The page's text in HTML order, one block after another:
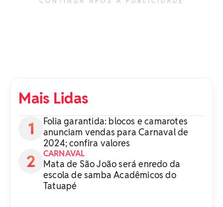
Mais Lidas
Folia garantida: blocos e camarotes
anunciam vendas para Carnaval de
2024; confira valores
CARNAVAL
Mata de São João será enredo da
escola de samba Acadêmicos do
Tatuapé